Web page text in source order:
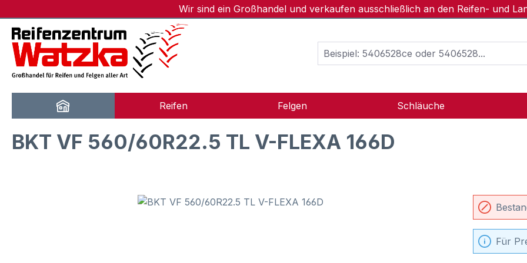
Wir sind ein Großhandel und verkaufen ausschließlich an den Reifen- und
Reifen Felgen Schläuche
BKT VF 560/60R22.5 TL V-FLEXA 166D
Für